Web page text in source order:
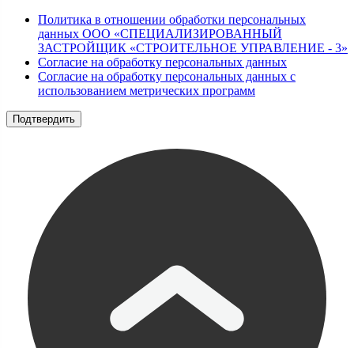
Политика в отношении обработки персональных
данных ООО «СПЕЦИАЛИЗИРОВАННЫЙ
ЗАСТРОЙЩИК «СТРОИТЕЛЬНОЕ УПРАВЛЕНИЕ - 3»
Согласие на обработку персональных данных
Согласие на обработку персональных данных с
использованием метрических программ
Подтвердить